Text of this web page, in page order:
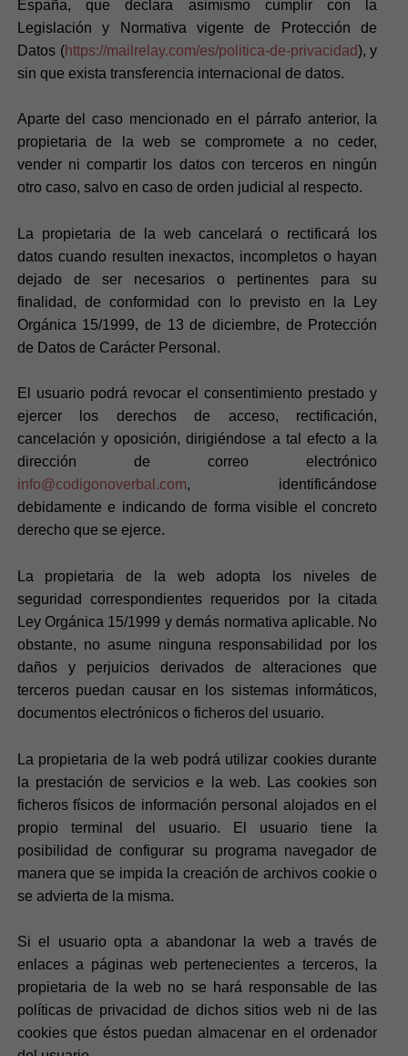
España, que declara asimismo cumplir con la
Legislación y Normativa vigente de Protección de
Datos (https://mailrelay.com/es/politica-de-privacidad), y
sin que exista transferencia internacional de datos.
Aparte del caso mencionado en el párrafo anterior, la
propietaria de la web se compromete a no ceder,
vender ni compartir los datos con terceros en ningún
otro caso, salvo en caso de orden judicial al respecto.
La propietaria de la web cancelará o rectificará los
datos cuando resulten inexactos, incompletos o hayan
dejado de ser necesarios o pertinentes para su
finalidad, de conformidad con lo previsto en la Ley
Orgánica 15/1999, de 13 de diciembre, de Protección
de Datos de Carácter Personal.
El usuario podrá revocar el consentimiento prestado y
ejercer los derechos de acceso, rectificación,
cancelación y oposición, dirigiéndose a tal efecto a la
dirección de correo electrónico
info@codigonoverbal.com, identificándose
debidamente e indicando de forma visible el concreto
derecho que se ejerce.
La propietaria de la web adopta los niveles de
seguridad correspondientes requeridos por la citada
Ley Orgánica 15/1999 y demás normativa aplicable. No
obstante, no asume ninguna responsabilidad por los
daños y perjuicios derivados de alteraciones que
terceros puedan causar en los sistemas informáticos,
documentos electrónicos o ficheros del usuario.
La propietaria de la web podrá utilizar cookies durante
la prestación de servicios e la web. Las cookies son
ficheros físicos de información personal alojados en el
propio terminal del usuario. El usuario tiene la
posibilidad de configurar su programa navegador de
manera que se impida la creación de archivos cookie o
se advierta de la misma.
Si el usuario opta a abandonar la web a través de
enlaces a páginas web pertenecientes a terceros, la
propietaria de la web no se hará responsable de las
políticas de privacidad de dichos sitios web ni de las
cookies que éstos puedan almacenar en el ordenador